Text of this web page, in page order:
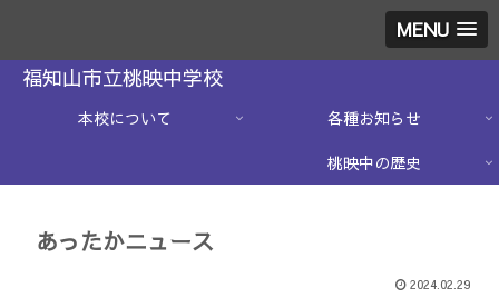
MENU
福知山市立桃映中学校
本校について
各種お知らせ
桃映中の歴史
あったかニュース
2024.02.29